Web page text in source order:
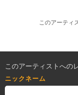
このアーティ
このアーティストへの
ニックネーム